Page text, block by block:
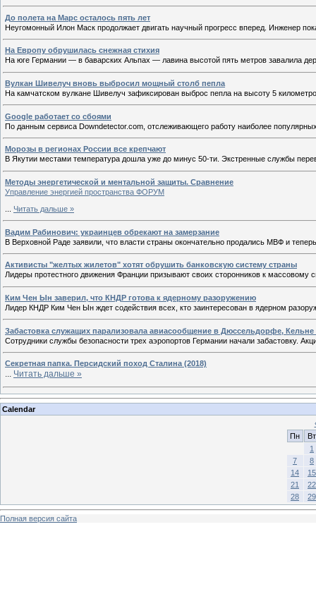
До полета на Марс осталось пять лет
Неугомонный Илон Маск продолжает двигать научный прогресс вперед. Инженер
На Европу обрушилась снежная стихия
На юге Германии — в баварских Альпах — лавина высотой пять метров завалила
Вулкан Шивелуч вновь выбросил мощный столб пепла
На камчатском вулкане Шивелуч зафиксирован выброс пепла на высоту 5
Google работает со сбоями
По данным сервиса Downdetector.com, отслеживающего работу наиболее
Морозы в регионах России все крепчают
В Якутии местами температура дошла уже до минус 50-ти. Экстренные службы
Методы энергетической и ментальной защиты. Сравнение
Управление энергией пространства ФОРУМ
Читать дальше »
Вадим Рабинович: украинцев обрекают на замерзание
В Верховной Раде заявили, что власти страны окончательно продались МВФ и
Активисты "желтых жилетов" хотят обрушить банковскую систему страны
Лидеры протестного движения Франции призывают своих сторонников к массовому
Ким Чен Ын заверил, что КНДР готова к ядерному разоружению
Лидер КНДР Ким Чен Ын ждет содействия всех, кто заинтересован в ядерном
Забастовка служащих парализовала авиасообщение в Дюссельдорфе, Кельне
Сотрудники службы безопасности трех аэропортов Германии начали забастовку.
Секретная папка. Персидский поход Сталина (2018)
... Читать дальше »
Calendar
Пн
Вт
1
7
8
14
15
21
22
28
29
Полная версия сайта